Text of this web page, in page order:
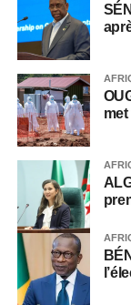
met